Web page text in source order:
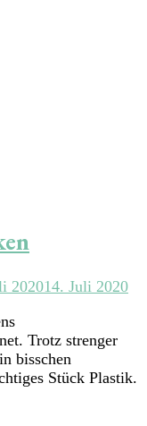
202014. Juli 2020
Trotz strenger
bisschen
Stück Plastik.